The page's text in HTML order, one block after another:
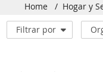
Home / Hogar y
Filtrar por